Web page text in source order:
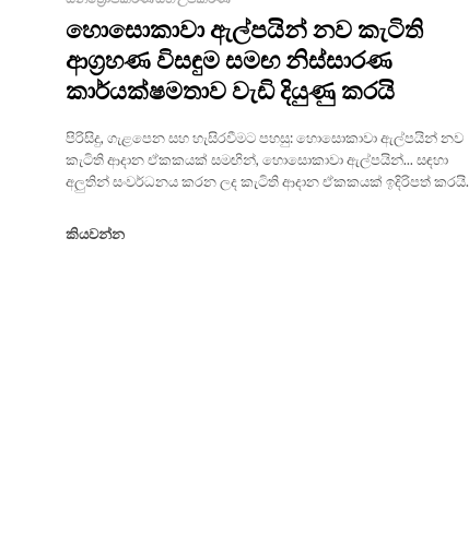
හොසොකාවා ඇල්පයින් නව කැටිති
ආග්‍රහණ විසඳුම සමඟ නිස්සාරණ
කාර්යක්ෂමතාව වැඩි දියුණු කරයි
පිරිසිදු, ගැළපෙන සහ හැසිරවීමට පහසු: හොසොකාවා ඇල්පයින් නව
කැටිති ආදාන ඒකකයක් සමඟින්, හොසොකාවා ඇල්පයින්... සඳහා
අලුතින් සංවර්ධනය කරන ලද කැටිති ආදාන ඒකකයක් ඉදිරිපත් කරයි.
කියවන්න